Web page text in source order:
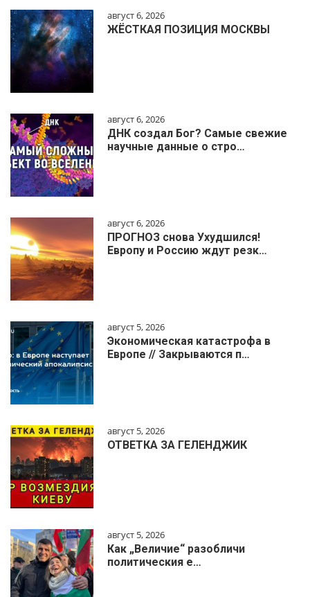
август 6, 2026
ЖЁСТКАЯ ПОЗИЦИЯ МОСКВЫ
август 6, 2026
ДНК создал Бог? Самые свежие
научные данные о стро…
август 6, 2026
ПРОГНОЗ снова Ухудшился!
Европу и Россию ждут резк…
август 5, 2026
Экономическая катастрофа в
Европе // Закрываются п…
август 5, 2026
ОТВЕТКА ЗА ГЕЛЕНДЖИК
август 5, 2026
Как „Величие“ разобличи
политическия е…